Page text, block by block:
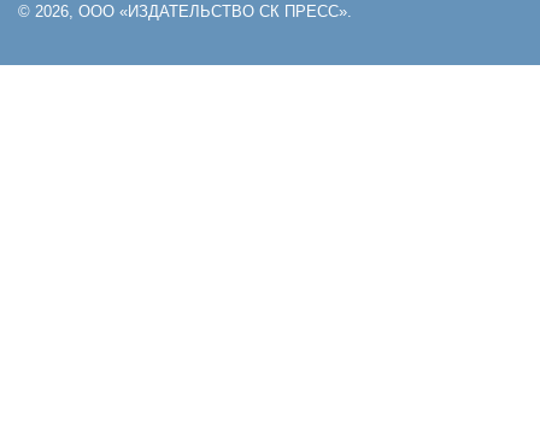
© 2026, ООО «ИЗДАТЕЛЬСТВО СК ПРЕСС».